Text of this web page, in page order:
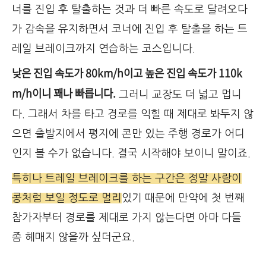
너를 진입 후 탈출하는 것과 더 빠른 속도로 달려오다
가 감속을 유지하면서 코너에 진입 후 탈출을 하는 트
레일 브레이크까지 연습하는 코스입니다.
낮은 진입 속도가 80km/h이고 높은 진입 속도가 110k
m/h이니 꽤나 빠릅니다. 그러니 교장도 더 넓고 멉니
다. 그래서 차를 타고 경로를 익힐 때 제대로 봐두지 않
으면 출발지에서 평지에 콘만 있는 주행 경로가 어디
인지 볼 수가 없습니다. 결국 시작해야 보이니 말이죠.
특히나 트레일 브레이크를 하는 구간은 정말 사람이
콩처럼 보일 정도로 멀리 있기 때문에 만약에 첫 번째
참가자부터 경로를 제대로 가지 않는다면 아마 다들
좀 헤매지 않을까 싶더군요.